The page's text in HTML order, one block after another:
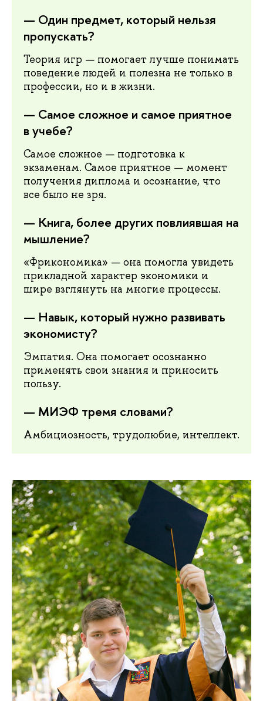
— Один предмет, который нельзя
пропускать?
Теория игр — помогает лучше понимать
поведение людей и полезна не только в
профессии, но и в жизни.
— Самое сложное и самое приятное
в учебе?
Самое сложное — подготовка к
экзаменам. Самое приятное — момент
получения диплома и осознание, что
все было не зря.
— Книга, более других повлиявшая на
мышление?
«Фрикономика» — она помогла увидеть
прикладной характер экономики и
шире взглянуть на многие процессы.
— Навык, который нужно развивать
экономисту?
Эмпатия. Она помогает осознанно
применять свои знания и приносить
пользу.
— МИЭФ тремя словами?
Амбициозность, трудолюбие, интеллект.